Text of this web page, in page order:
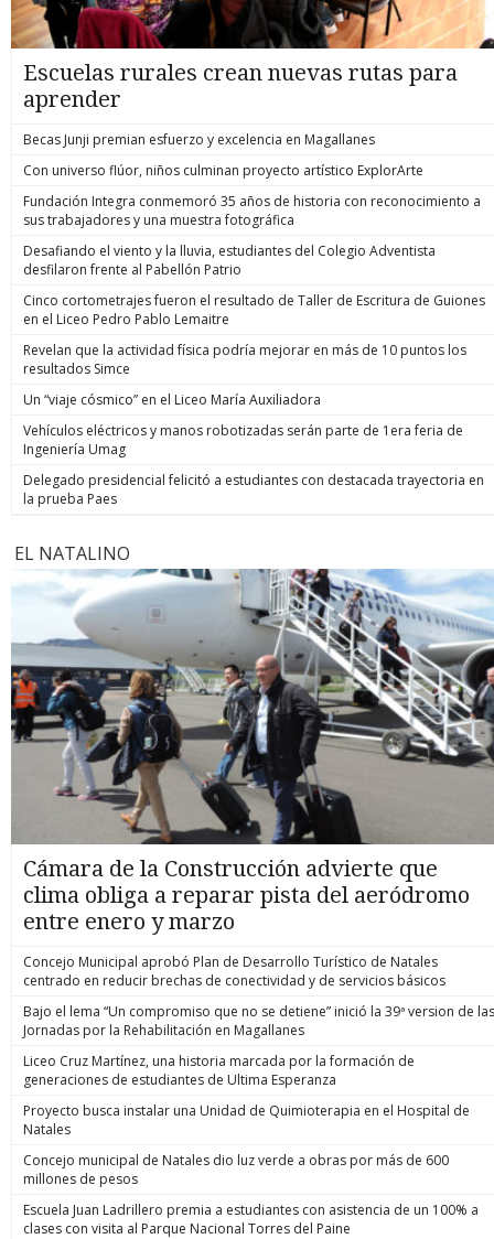
Escuelas rurales crean nuevas rutas para
aprender
Becas Junji premian esfuerzo y excelencia en Magallanes
Con universo flúor, niños culminan proyecto artístico ExplorArte
Fundación Integra conmemoró 35 años de historia con reconocimiento a
sus trabajadores y una muestra fotográfica
Desafiando el viento y la lluvia, estudiantes del Colegio Adventista
desfilaron frente al Pabellón Patrio
Cinco cortometrajes fueron el resultado de Taller de Escritura de Guiones
en el Liceo Pedro Pablo Lemaitre
Revelan que la actividad física podría mejorar en más de 10 puntos los
resultados Simce
Un “viaje cósmico” en el Liceo María Auxiliadora
Vehículos eléctricos y manos robotizadas serán parte de 1era feria de
Ingeniería Umag
Delegado presidencial felicitó a estudiantes con destacada trayectoria en
la prueba Paes
EL NATALINO
Cámara de la Construcción advierte que
clima obliga a reparar pista del aeródromo
entre enero y marzo
Concejo Municipal aprobó Plan de Desarrollo Turístico de Natales
centrado en reducir brechas de conectividad y de servicios básicos
Bajo el lema “Un compromiso que no se detiene” inició la 39ª version de las
Jornadas por la Rehabilitación en Magallanes
Liceo Cruz Martínez, una historia marcada por la formación de
generaciones de estudiantes de Ultima Esperanza
Proyecto busca instalar una Unidad de Quimioterapia en el Hospital de
Natales
Concejo municipal de Natales dio luz verde a obras por más de 600
millones de pesos
Escuela Juan Ladrillero premia a estudiantes con asistencia de un 100% a
clases con visita al Parque Nacional Torres del Paine